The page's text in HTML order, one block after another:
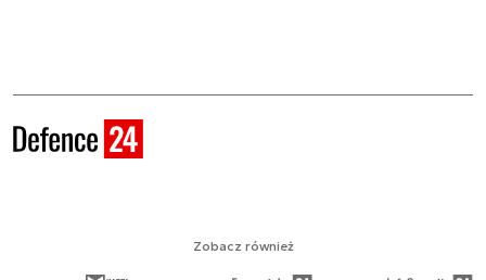
Zobacz również